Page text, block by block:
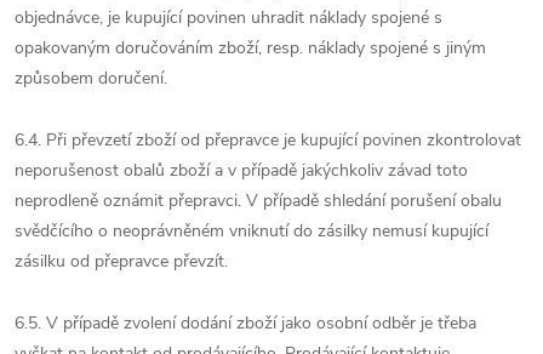
objednávce, je kupující povinen uhradit náklady spojené s
opakovaným doručováním zboží, resp. náklady spojené s jiným
způsobem doručení.
6.4. Při převzetí zboží od přepravce je kupující povinen zkontrolovat
neporušenost obalů zboží a v případě jakýchkoliv závad toto
neprodleně oznámit přepravci. V případě shledání porušení obalu
svědčícího o neoprávněném vniknutí do zásilky nemusí kupující
zásilku od přepravce převzít.
6.5. V případě zvolení dodání zboží jako osobní odběr je třeba